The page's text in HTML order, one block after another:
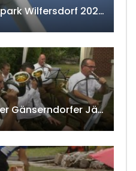
Spatenstich Windpark Wilfersdorf 2023 w4tv177
11. Jagdheuriger der Gänserndorfer Jäger 2020 w4tv166